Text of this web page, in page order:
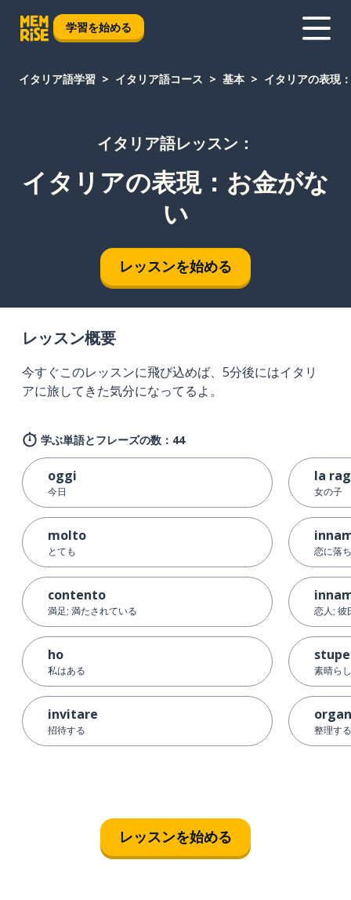
学習を始める
イタリア語学習 イタリア語コース 基本 イタリアの表現
イタリア語レッスン：
イタリアの表現：お金がな
い
レッスンを始める
レッスン概要
今すぐこのレッスンに飛び込めば、5分後にはイタリ
アに旅してきた気分になってるよ。
学ぶ単語とフレーズの数：44
oggi
今日
molto
とても
contento
満足; 満たされている
ho
私はある
invitare
招待する
la
女の子
恋に落
恋人; 彼
素晴ら
整理す
レッスンを始める